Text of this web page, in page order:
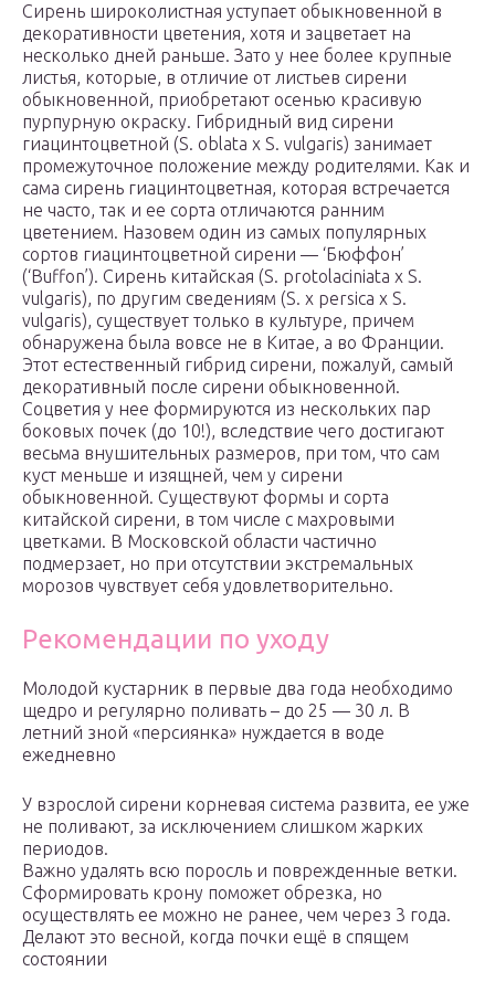
Сирень широколистная уступает обыкновенной в
декоративности цветения, хотя и зацветает на
несколько дней раньше. Зато у нее более крупные
листья, которые, в отличие от листьев сирени
обыкновенной, приобретают осенью красивую
пурпурную окраску. Гибридный вид сирени
гиацинтоцветной (S. oblata x S. vulgaris) занимает
промежуточное положение между родителями. Как и
сама сирень гиацинтоцветная, которая встречается
не часто, так и ее сорта отличаются ранним
цветением. Назовем один из самых популярных
сортов гиацинтоцветной сирени — ‘Бюффон’
(‘Buffon’). Сирень китайская (S. protolaciniata x S.
vulgaris), по другим сведениям (S. x persica x S.
vulgaris), существует только в культуре, причем
обнаружена была вовсе не в Китае, а во Франции.
Этот естественный гибрид сирени, пожалуй, самый
декоративный после сирени обыкновенной.
Соцветия у нее формируются из нескольких пар
боковых почек (до 10!), вследствие чего достигают
весьма внушительных размеров, при том, что сам
куст меньше и изящней, чем у сирени
обыкновенной. Существуют формы и сорта
китайской сирени, в том числе с махровыми
цветками. В Московской области частично
подмерзает, но при отсутствии экстремальных
морозов чувствует себя удовлетворительно.
Рекомендации по уходу
Молодой кустарник в первые два года необходимо
щедро и регулярно поливать – до 25 — 30 л. В
летний зной «персиянка» нуждается в воде
ежедневно
У взрослой сирени корневая система развита, ее уже
не поливают, за исключением слишком жарких
периодов.
Важно удалять всю поросль и поврежденные ветки.
Сформировать крону поможет обрезка, но
осуществлять ее можно не ранее, чем через 3 года.
Делают это весной, когда почки ещё в спящем
состоянии